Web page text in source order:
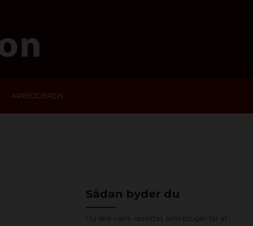
ARBEJDEREN
Sådan byder du
Du skal være oprettet som bruger for at